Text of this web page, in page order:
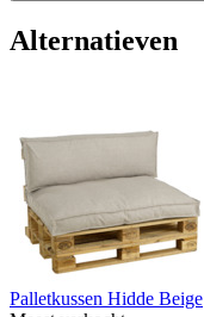
Alternatieven
Palletkussen Hidde Beige